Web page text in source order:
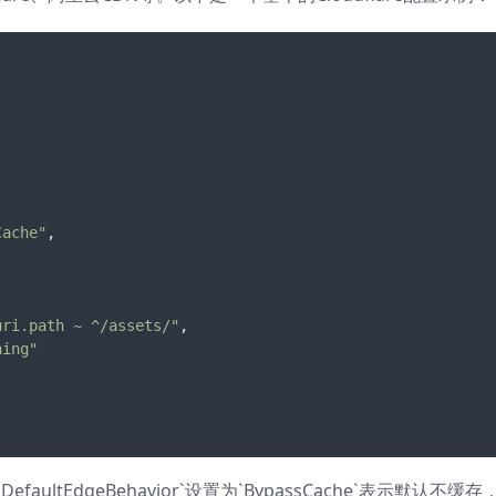
,
~ ^/assets/" ,
设置为`BypassCache`表示默认不缓存